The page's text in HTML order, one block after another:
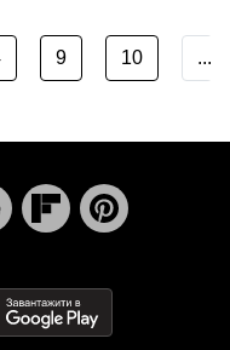
9 10 ...